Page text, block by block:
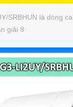
SRBHUN là dòng
giải 8